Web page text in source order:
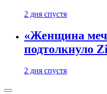
2 дня спустя
«Женщина
подтолкнуло
2 дня спустя